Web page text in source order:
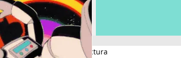
3 min de lectura